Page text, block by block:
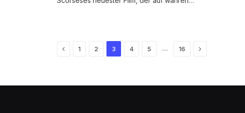
Previous
1 2 3 4 5 … 16 Next